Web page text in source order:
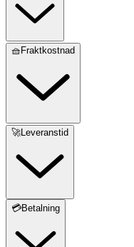
🧺Fraktkostnad
🚀Leveranstid
💳Betalning